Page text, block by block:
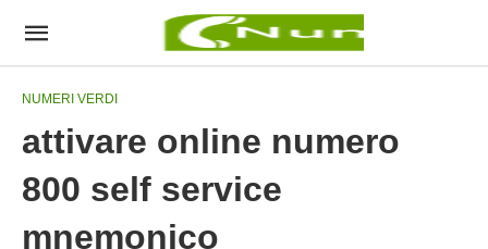
NUMERI VERDI
attivare online numero
800 self service
mnemonico